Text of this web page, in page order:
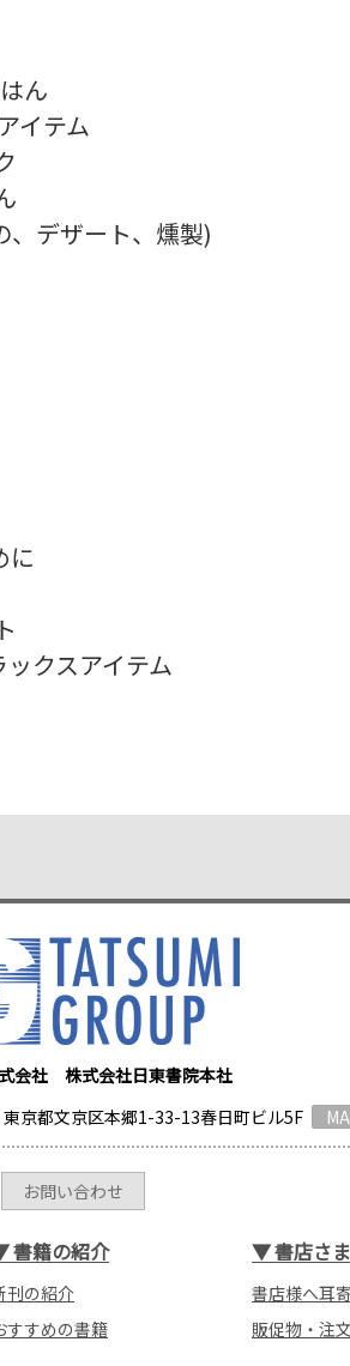
ん
イテム
、デザート、燻製)
に
クスアイテム
会社 株式会社日東書院本社
京都文京区本郷1-33-13春日町ビル5F
お問い合わせ
書籍の紹介
刊の紹介
すすめの書籍
▼書店さ
書店様へ耳
販促物・注